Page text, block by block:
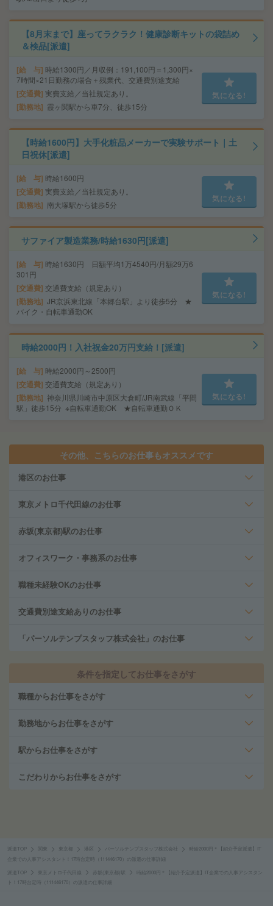
【8月末まで】座ってラクラク！健康診断キットの袋詰め
＆検品[派遣]
給 与 時給1300円／月収例：191,100円＝1,300円×
7時間×21日勤務の場合＋残業代、交通費別途支給
交通費 実費支給／当社規定あり。
勤務地 霞ヶ関駅から車7分、徒歩15分
気になる!
【時給1600円】大手化粧品メーカーで実験サポート｜土
日祝休[派遣]
給 与 時給1600円
交通費 実費支給／当社規定あり。
勤務地 南大塚駅から徒歩5分
気になる!
サファイア製造業務/時給1630円[派遣]
給 与 時給1630円 日額平均1万4540円/月額29万6
301円
交通費 交通費支給（規定あり）
勤務地 JR京浜東北線「本郷台駅」より徒歩5分 ★
バイク・自転車通勤OK
気になる!
時給2000円！入社祝金20万円支給！[派遣]
給 与 時給2000円～2500円
交通費 交通費支給（規定あり）
勤務地 神奈川県川崎市中原区大倉町/JR南武線「平間
駅」徒歩15分 ※自転車通勤OK ★自転車通勤ＯＫ
気になる!
その他、こちらのお仕事もオススメです
港区のお仕事
東京メトロ千代田線のお仕事
赤坂(東京都)駅のお仕事
オフィスワーク・事務系のお仕事
職種未経験OKのお仕事
交通費別途支給ありのお仕事
「パーソルテンプスタッフ株式会社」のお仕事
条件を指定してお仕事をさがす
職種からお仕事をさがす
勤務地からお仕事をさがす
駅からお仕事をさがす
こだわりからお仕事をさがす
派遣TOP 東京都 港区 パーソルテンプスタッフ株式会社
時給2000円＊【紹介予定派遣】IT
企業での人事アシスタント！17時台定時（111446170）の派遣の仕事詳細
派遣TOP 東京メトロ千代田線 赤坂(東京都)駅
時給2000円＊【紹介予定派遣】IT企業での人事アシスタン
ト！17時台定時（111446170）の派遣の仕事詳細